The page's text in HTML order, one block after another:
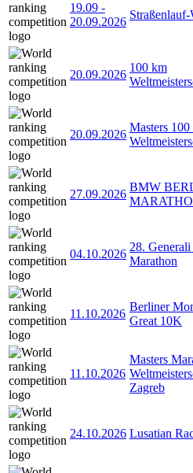
19.09 -
20.09.2026
20.09.2026
100 km
20.09.2026
Masters
27.09.2026
BMW
04.10.2026
28.
Marathon
11.10.2026
Berliner
Great 10K
11.10.2026
Masters
Zagreb
24.10.2026 Lusatian